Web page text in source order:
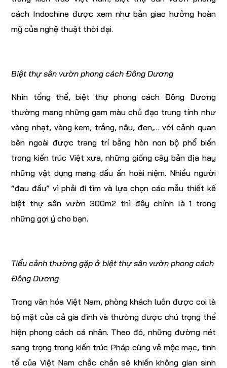
cách Indochine được xem như bản giao hưởng hoàn
mỹ của nghệ thuật thời đại.
Biệt thự sân vườn phong cách Đông Dương
Nhìn tổng thể, biệt thự phong cách Đông Dương
thường mang những gam màu chủ đạo trung tính như
vàng nhạt, vàng kem, trắng, nâu, đen,… với cảnh quan
bên ngoài được trang trí bằng hòn non bộ phổ biến
trong kiến trúc Việt xưa, những giống cây bản địa hay
những vật dụng mang dấu ấn hoài niệm. Nhiều người
“đau đầu” vì phải đi tìm và lựa chọn các mẫu thiết kế
biệt thự sân vườn 300m2 thì đây chính là 1 trong
những gợi ý cho bạn.
Tiểu cảnh thường gặp ở biệt thự sân vườn phong cách
Đông Dương
Trong văn hóa Việt Nam, phòng khách luôn được coi là
bộ mặt của cả gia đình và thường được chú trọng thể
hiện phong cách cá nhân. Theo đó, những đường nét
sang trọng trong kiến trúc Pháp cùng vẻ mộc mạc, tinh
tế của Việt Nam chắc chắn sẽ khiến không gian sinh